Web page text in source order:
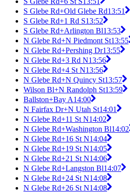
S Glebe Rd+Old Glebe Rd13:51
S Glebe Rd+1 Rd S13:52
S Glebe Rd+Arlington Bl13:53
N Glebe Rd+N Piedmont St13:55
N Glebe Rd+Pershing Dr13:55
N Glebe Rd+3 Rd N13:56
N Glebe Rd+4 St N13:56
N Glebe Rd+N Quincy St13:57
Wilson Bl+N Randolph St13:59
Ballston+Bay A14:00
N Fairfax Dr+N Utah St14:01
N Glebe Rd+11 St N14:02
N Glebe Rd+Washington Bl14:02
N Glebe Rd+16 St N14:04
N Glebe Rd+19 St N14:05
N Glebe Rd+21 St N14:06
N Glebe Rd+Langston Bl14:07
N Glebe Rd+24 St N14:08
N Glebe Rd+26 St N14:08